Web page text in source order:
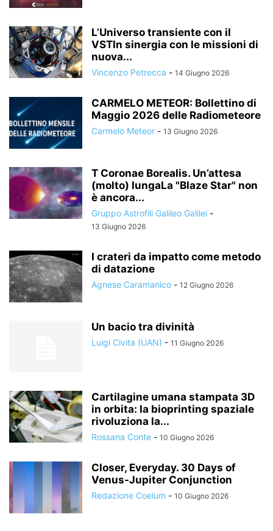
L’Universo transiente con il
VSTIn sinergia con le missioni di
nuova...
Vincenzo Petrecca - 14 Giugno 2026
CARMELO METEOR: Bollettino di
Maggio 2026 delle Radiometeore
Carmelo Meteor - 13 Giugno 2026
T Coronae Borealis. Un’attesa
(molto) lungaLa "Blaze Star" non
è ancora...
Gruppo Astrofili Galileo Galilei -
13 Giugno 2026
I crateri da impatto come metodo
di datazione
Agnese Caramanico - 12 Giugno 2026
Un bacio tra divinità
Luigi Civita (UAN) - 11 Giugno 2026
Cartilagine umana stampata 3D
in orbita: la bioprinting spaziale
rivoluziona la...
Rossana Conte - 10 Giugno 2026
Closer, Everyday. 30 Days of
Venus-Jupiter Conjunction
Redazione Coelum - 10 Giugno 2026